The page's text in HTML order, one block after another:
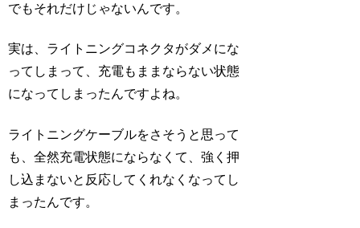
でもそれだけじゃないんです。
実は、ライトニングコネクタがダメにな
ってしまって、充電もままならない状態
になってしまったんですよね。
ライトニングケーブルをさそうと思って
も、全然充電状態にならなくて、強く押
し込まないと反応してくれなくなってし
まったんです。